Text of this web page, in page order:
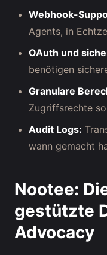
Webhook-
Agents, in
OAuth und
benötigen
Granulare
Zugriffsrechte
Audit Logs:
wann gemacht
Nootee:
gestützte
Advocacy